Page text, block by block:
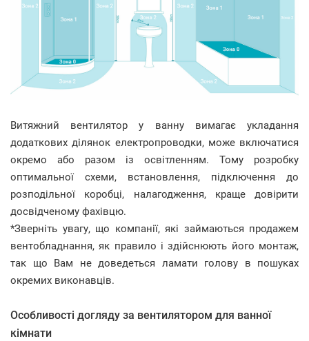
Витяжний вентилятор у ванну вимагає укладання
додаткових ділянок електропроводки, може включатися
окремо або разом із освітленням. Тому розробку
оптимальної схеми, встановлення, підключення до
розподільної коробці, налагодження, краще довірити
досвідченому фахівцю.
*Зверніть увагу, що компанії, які займаються продажем
вентобладнання, як правило і здійснюють його монтаж,
так що Вам не доведеться ламати голову в пошуках
окремих виконавців.
Особливості догляду за вентилятором для ванної
кімнати